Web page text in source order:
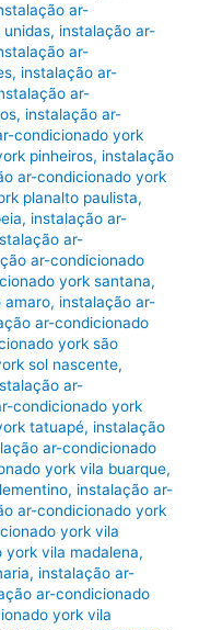
ar-
unidas, instalação ar-
ar-
, instalação ar-
ar-
, instalação ar-
condicionado york
pinheiros, instalação
ar-condicionado york
planalto paulista,
, instalação ar-
ar-
ar-condicionado
york santana,
amaro, instalação ar-
ar-condicionado
york são
sol nascente,
ar-
condicionado york
tatuapé, instalação
ar-condicionado
york vila buarque,
, instalação ar-
ar-condicionado york
york vila
york vila madalena,
, instalação ar-
ar-condicionado
york vila